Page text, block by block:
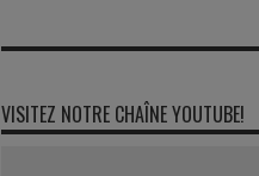
VISITEZ NOTRE CHAÎNE YOUTUBE!